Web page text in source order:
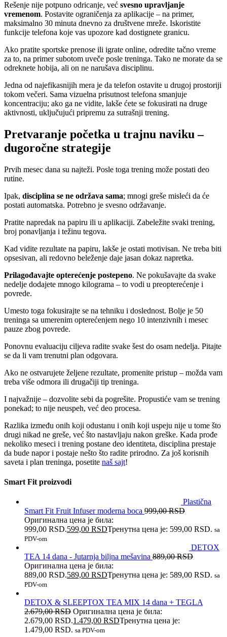
Rešenje nije potpuno odricanje, već svesno upravljanje
vremenom. Postavite ograničenja za aplikacije – na primer,
maksimalno 30 minuta dnevno za društvene mreže. Iskoristite
funkcije telefona koje vas upozore kad dostignete granicu.
Ako pratite sportske prenose ili igrate online, odredite tačno vreme
za to, na primer subotom uveče posle treninga. Tako ne morate da se
odreknete hobija, ali on ne narušava disciplinu.
Jedna od najefikasnijih mera je da telefon ostavite u drugoj prostoriji
tokom večeri. Sama vizuelna prisutnost telefona smanjuje
koncentraciju; ako ga ne vidite, lakše ćete se fokusirati na druge
aktivnosti, uključujući pripremu za sutrašnji trening.
Pretvaranje početka u trajnu naviku –
dugoročne strategije
Prvih mesec dana su najteži. Posle toga trening može postati deo
rutine.
Ipak, disciplina se ne održava sama; mnogi greše misleći da će
postati automatska. Potrebno je svesno održavanje.
Pratite napredak na papiru ili u aplikaciji. Zabeležite svaki trening,
broj ponavljanja i težinu tegova.
Kad vidite rezultate na papiru, lakše je ostati motivisan. Ne treba biti
opsesivan, ali redovno beleženje daje jasan dokaz napretka.
Prilagođavajte opterećenje postepeno. Ne pokušavajte da svake
nedelje dodajete mnogo kilograma – to vodi u preopterećenje i
povrede.
Umesto toga fokusirajte se na tehniku i doslednost. Bolje je 50
treninga sa umerenim opterećenjem nego 10 intenzivnih i mesec
pauze zbog povrede.
Ponovnu evaluaciju ciljeva radite svake šest do osam nedelja. Pitajte
se da li vam trenutni plan odgovara.
Ako ne ostvarujete željene rezultate, promenite pristup – možda vam
treba više odmora ili drugačiji tip treninga.
I najvažnije – dozvolite sebi da pogrešite. Propustiće vam se trening
ponekad; to nije neuspeh, već deo procesa.
Razlika između onih koji odustanu i onih koji uspeju nije u tome što
drugi nikad ne greše, već što nastavljaju nakon greške. Kada prođe
nekoliko meseci i trening postane deo identiteta, disciplina prestaje
da bude napor i postaje nešto što radite prirodno. Za još korisnih
saveta i plan treninga, posetite naš sajt!
Smart Fit proizvodi
Plastična
Smart Fit Fruit Infuser moderna boca 999,00RSD
Оригинална цена је била:
999,00 RSD.599,00 RSDТренутна цена је: 599,00 RSD. sa
PDV-om
DETOX
TEA 14 dana - Jutarnja biljna mešavina 889,00RSD
Оригинална цена је била:
889,00 RSD.589,00 RSDТренутна цена је: 589,00 RSD. sa
PDV-om
DETOX & SLEEPTOX TEA MIX 14 dana + TEGLA
2.679,00RSD Оригинална цена је била:
2.679,00 RSD.1.479,00 RSDТренутна цена је:
1.479,00 RSD. sa PDV-om